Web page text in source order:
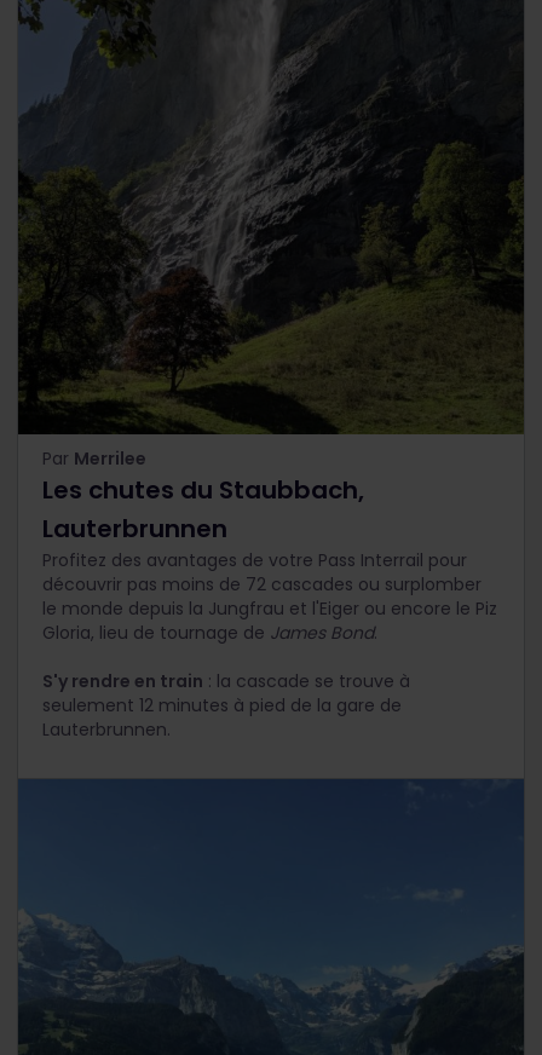
Par Merrilee
Les chutes du Staubbach,
Lauterbrunnen
Profitez des avantages de votre Pass Interrail pour
découvrir pas moins de 72 cascades ou surplomber
le monde depuis la Jungfrau et l'Eiger ou encore le Piz
Gloria, lieu de tournage de James Bond.
S'y rendre en train : la cascade se trouve à
seulement 12 minutes à pied de la gare de
Lauterbrunnen.